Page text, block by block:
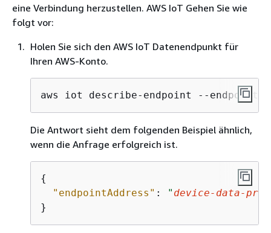
eine Verbindung herzustellen. AWS IoT Gehen Sie wie
folgt vor:
Holen Sie sich den AWS IoT Datenendpunkt für
Ihren AWS-Konto.
aws iot describe-endpoint --endpoint-
Die Antwort sieht dem folgenden Beispiel ähnlich,
wenn die Anfrage erfolgreich ist.
{
"endpointAddress" : " device-data-
}